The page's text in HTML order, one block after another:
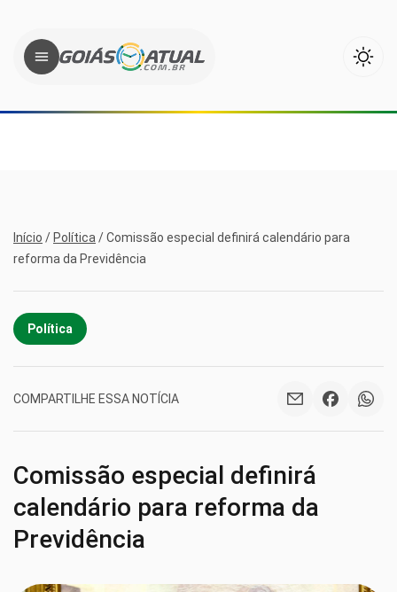
Início / Política /Comissão especial definirá calendário para
reforma da Previdência
Política
COMPARTILHE ESSA NOTÍCIA
Comissão especial definirá
calendário para reforma da
Previdência